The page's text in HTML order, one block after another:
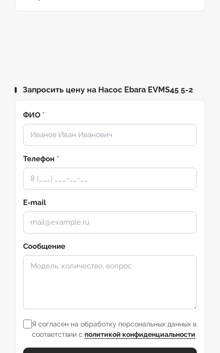
Запросить цену на Насос Ebara EVMS45 5-2
ФИО *
Телефон *
E-mail
Сообщение
Я согласен на обработку персональных данных в
соответствии с политикой конфиденциальности